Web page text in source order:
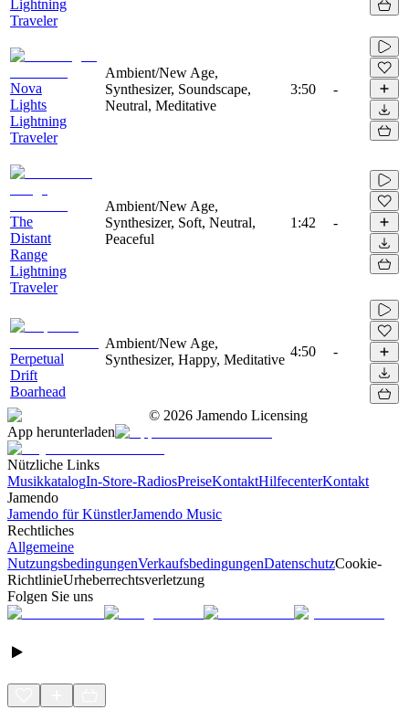
Lightning
Traveler
Nova
Lights
Lightning
Traveler
Ambient/New Age,
Synthesizer, Soundscape,
Neutral, Meditative
3:50 -
The
Distant
Range
Lightning
Traveler
Ambient/New Age,
Synthesizer, Soft, Neutral,
Peaceful
1:42 -
Perpetual
Drift
Boarhead
Ambient/New Age,
Synthesizer, Happy, Meditative
4:50 -
© 2026 Jamendo Licensing
App herunterladen
Nützliche Links
MusikkatalogIn-Store-RadiosPreiseKontaktHilfecenterKontakt
Jamendo
Jamendo für KünstlerJamendo Music
Rechtliches
Allgemeine
NutzungsbedingungenVerkaufsbedingungenDatenschutzCookie-
RichtlinieUrheberrechtsverletzung
Folgen Sie uns